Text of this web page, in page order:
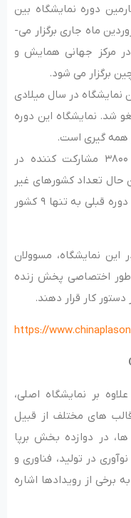
دوره نمایشگاه بین
المللی Chinaplas 2021 از امروز تا ۲۷ فروردین ماه جاری برگزار می­
در مرکز جهانی همایش و
نمایشگاه در سال میلادی
لغو شد. نمایشگاه این دوره
همه گیری است.
هر چند تعداد غرفه گذاران بیش از ۳۸۰۰ مشارکت کننده در
این حال تعداد کشورهای غیر
چینی حاضر در نمایشگاه از ۴۰ کشور در دوره قبلی به تنها ۹ کشور
نمایشگاه، مسوولان
طور اختصاصی پخش زنده
کار قرار دهند.
https://
نمایشگاه چاینا پلاس 2021، علاوه بر نمایشگاه اصلی،
های مختلف از قبیل
در دوازده بخش برپا
در تولید، فناوری و
برخی از رویدادها اشاره